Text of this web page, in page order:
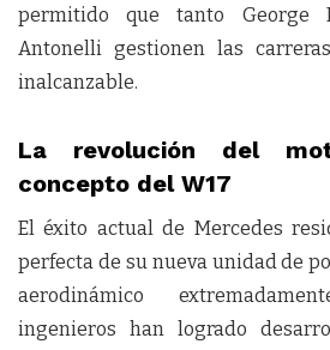
permitido que tanto George
Antonelli gestionen las
inalcanzable.
La revolución del
concepto del W17
El éxito actual de Mercedes
perfecta de su nueva unidad de
aerodinámico
ingenieros han logrado